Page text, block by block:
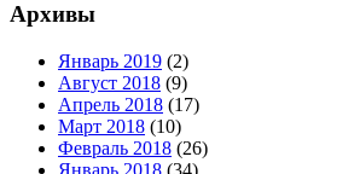
Архивы
Январь 2019 (2)
Август 2018 (9)
Апрель 2018 (17)
Март 2018 (10)
Февраль 2018 (26)
Январь 2018 (34)